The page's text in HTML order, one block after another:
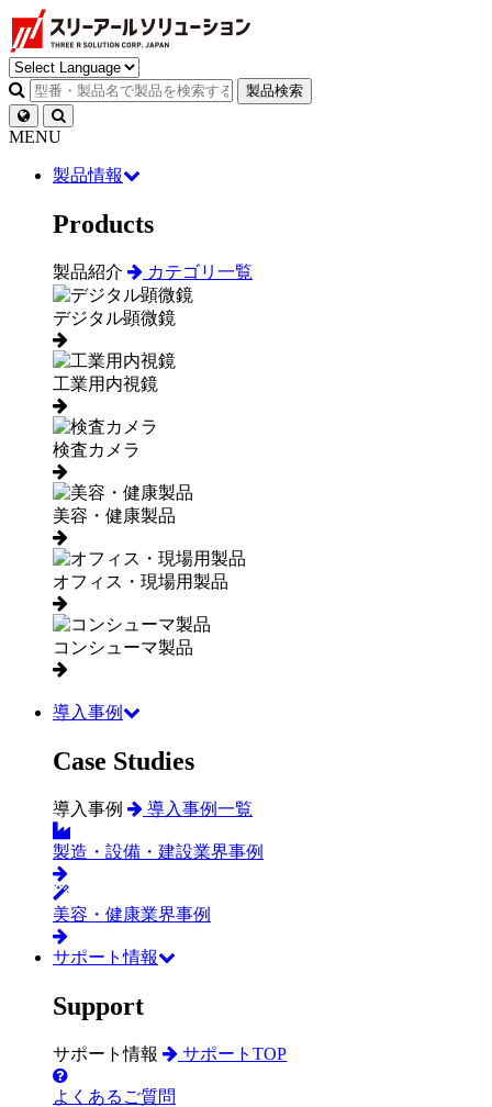
製品検索
MENU
製品情報
Products
製品紹介 カテゴリ一覧
デジタル顕微鏡
工業用内視鏡
検査カメラ
美容・健康製品
オフィス・現場用製品
コンシューマ製品
導入事例
Case Studies
導入事例 導入事例一覧
製造・設備・建設業界事例
美容・健康業界事例
サポート情報
Support
サポート情報 サポートTOP
よくあるご質問